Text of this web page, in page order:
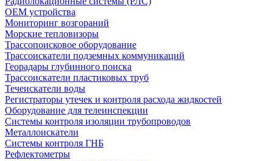
OEM устройства
Мониторинг возгораний
Морские тепловизоры
Трассопоисковое оборудование
Трассоискатели подземных коммуникаций
Георадары глубинного поиска
Трассоискатели пластиковых труб
Течеискатели воды
Регистраторы утечек и контроля расхода жидкостей
Оборудование для телеинспекции
Cистемы контроля изоляции трубопроводов
Металлоискатели
Системы контроля ГНБ
Рефлектометры